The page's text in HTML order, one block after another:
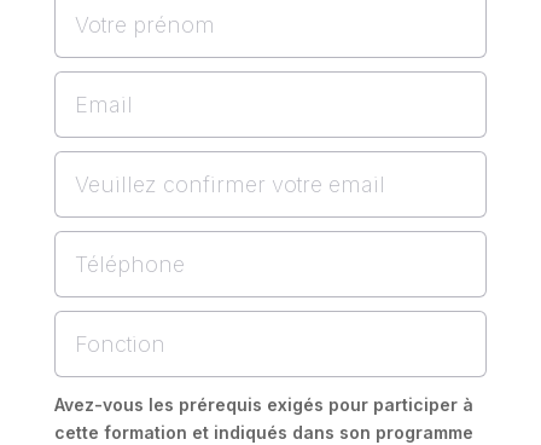
Avez-vous les prérequis exigés pour participer à
cette formation et indiqués dans son programme